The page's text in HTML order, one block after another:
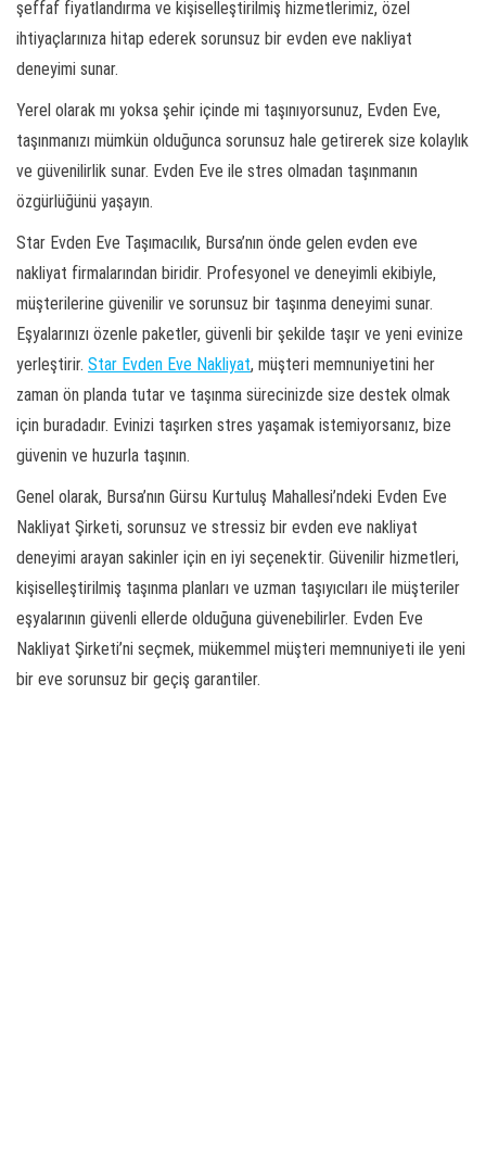
şeffaf fiyatlandırma ve kişiselleştirilmiş hizmetlerimiz, özel
ihtiyaçlarınıza hitap ederek sorunsuz bir evden eve nakliyat
deneyimi sunar.
Yerel olarak mı yoksa şehir içinde mi taşınıyorsunuz, Evden Eve,
taşınmanızı mümkün olduğunca sorunsuz hale getirerek size kolaylık
ve güvenilirlik sunar. Evden Eve ile stres olmadan taşınmanın
özgürlüğünü yaşayın.
Star Evden Eve Taşımacılık, Bursa’nın önde gelen evden eve
nakliyat firmalarından biridir. Profesyonel ve deneyimli ekibiyle,
müşterilerine güvenilir ve sorunsuz bir taşınma deneyimi sunar.
Eşyalarınızı özenle paketler, güvenli bir şekilde taşır ve yeni evinize
yerleştirir. Star Evden Eve Nakliyat, müşteri memnuniyetini her
zaman ön planda tutar ve taşınma sürecinizde size destek olmak
için buradadır. Evinizi taşırken stres yaşamak istemiyorsanız, bize
güvenin ve huzurla taşının.
Genel olarak, Bursa’nın Gürsu Kurtuluş Mahallesi’ndeki Evden Eve
Nakliyat Şirketi, sorunsuz ve stressiz bir evden eve nakliyat
deneyimi arayan sakinler için en iyi seçenektir. Güvenilir hizmetleri,
kişiselleştirilmiş taşınma planları ve uzman taşıyıcıları ile müşteriler
eşyalarının güvenli ellerde olduğuna güvenebilirler. Evden Eve
Nakliyat Şirketi’ni seçmek, mükemmel müşteri memnuniyeti ile yeni
bir eve sorunsuz bir geçiş garantiler.